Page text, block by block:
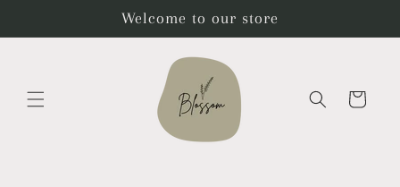
المحتوى
Welcome to our store
التسوق